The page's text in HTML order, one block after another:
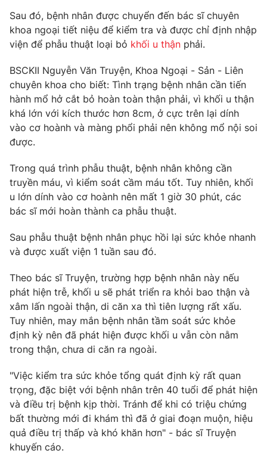
Giải sao mai
Sao
Làm đẹp
Chất lượng cuộc sống
Giáo dục
Tuyển sinh
Học trực tuyến
Công nghệ
Hitech Công nghệ tương lai
Sản phẩm
Thị trường
Tư vấn
Giao lưu trực tuyến
Lịch phát sóng
Emagazine Podcast
Photo Infographic
Video Shorts video
VTV Money VTV Thể thao
VTV Sức khoẻ Bất động sản
Thị trường 24h Tấm lòng Việt
VTV4 Vươn mình bằng AI
VTV9 VTV8
Sau đó, bệnh nhân được chuyển đến bác sĩ chuyên
khoa ngoại tiết niệu để kiểm tra và được chỉ định nhập
viện để phẫu thuật loại bỏ khối u thận phải.
BSCKII Nguyễn Văn Truyện, Khoa Ngoại - Sản - Liên
chuyên khoa cho biết: Tình trạng bệnh nhân cần tiến
hành mổ hở cắt bỏ hoàn toàn thận phải, vì khối u thận
khá lớn với kích thước hơn 8cm, ở cực trên lại dính
vào cơ hoành và màng phổi phải nên không mổ nội soi
được.
Trong quá trình phẫu thuật, bệnh nhân không cần
truyền máu, vì kiểm soát cầm máu tốt. Tuy nhiên, khối
u lớn dính vào cơ hoành nên mất 1 giờ 30 phút, các
bác sĩ mới hoàn thành ca phẫu thuật.
Sau phẫu thuật bệnh nhân phục hồi lại sức khỏe nhanh
và được xuất viện 1 tuần sau đó.
Theo bác sĩ Truyện, trường hợp bệnh nhân này nếu
phát hiện trễ, khối u sẽ phát triển ra khỏi bao thận và
xâm lấn ngoài thận, di căn xa thì tiên lượng rất xấu.
Tuy nhiên, may mắn bệnh nhân tầm soát sức khỏe
định kỳ nên đã phát hiện được khối u vẫn còn nằm
trong thận, chưa di căn ra ngoài.
"Việc kiểm tra sức khỏe tổng quát định kỳ rất quan
trọng, đặc biệt với bệnh nhân trên 40 tuổi để phát hiện
và điều trị bệnh kịp thời. Tránh để khi có triệu chứng
bất thường mới đi khám thì đã ở giai đoạn muộn, hiệu
quả điều trị thấp và khó khăn hơn" - bác sĩ Truyện
khuyến cáo.